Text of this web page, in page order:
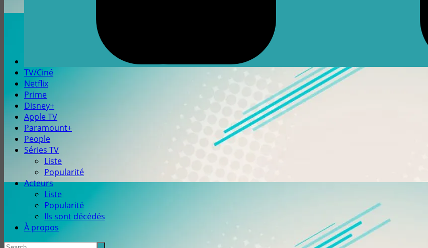
TV/Ciné
Netflix
Prime
Disney+
Apple TV
Paramount+
People
Séries TV
Liste
Popularité
Acteurs
Liste
Popularité
Ils sont décédés
À propos